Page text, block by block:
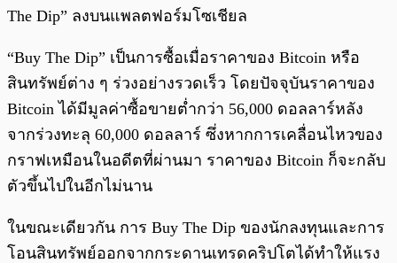
The Dip” ลงบนแพลตฟอร์มโซเชียล
“Buy The Dip” เป็นการซื้อเมื่อราคาของ Bitcoin หรือ
สินทรัพย์ต่าง ๆ ร่วงอย่างรวดเร็ว โดยปัจจุบันราคาของ
Bitcoin ได้มีมูลค่าซื้อขายต่ำกว่า 56,000 ดอลลาร์หลัง
จากร่วงทะลุ 60,000 ดอลลาร์ ซึ่งหากการเคลื่อนไหวของ
กราฟเหมือนในอดีตที่ผ่านมา ราคาของ Bitcoin ก็จะกลับ
ตัวขึ้นไปในอีกไม่นาน
ในขณะเดียวกัน การ Buy The Dip ของนักลงทุนและการ
โอนสินทรัพย์ออกจากกระดานเทรดคริปโตได้ทำให้แรง